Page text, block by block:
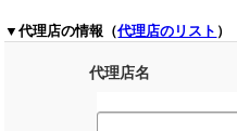
▼代理店の情報（代理店のリスト ）
代理店名